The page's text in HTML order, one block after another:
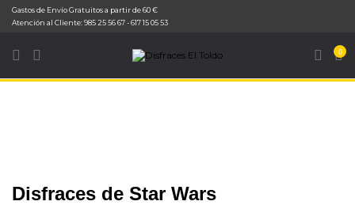
Gastos de Envío Gratuitos a partir de 60 €
Atención al Cliente: 985 25 56 67 - 617 15 05 53
0
Inicio Disfraces Disfraces de Peliculas y Series
Disfraces de Star Wars